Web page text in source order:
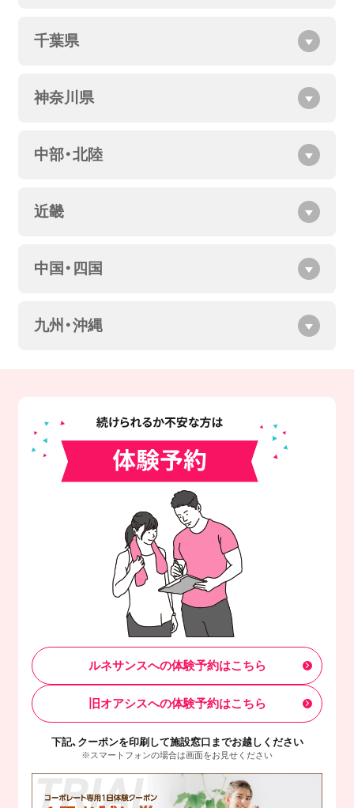
千葉県
神奈川県
中部・北陸
近畿
中国・四国
九州・沖縄
ルネサンスへの体験予約はこちら
旧オアシスへの体験予約はこちら
下記、クーポンを印刷して施設窓口までお越しください
※スマートフォンの場合は画面をお見せください